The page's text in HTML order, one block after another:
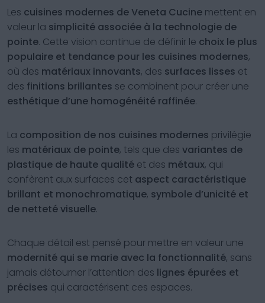
Les cuisines modernes de Veneta Cucine mettent en
valeur la simplicité associée à la technologie de
pointe. Cette vision continue de définir le choix le plus
populaire et tendance pour les cuisines modernes,
où des matériaux innovants, des surfaces lisses et
des finitions brillantes se combinent pour créer une
esthétique d’une homogénéité raffinée.
La composition de nos cuisines modernes privilégie
les matériaux de pointe, tels que des variantes de
plastique de haute qualité et des métaux, qui
confèrent aux surfaces cet aspect caractéristique
brillant et monochromatique, symbole d’unicité et
de netteté visuelle.
Chaque détail est pensé pour mettre en valeur une
modernité qui se marie avec la fonctionnalité, sans
jamais détourner l’attention des lignes épurées et
précises qui caractérisent ces espaces.